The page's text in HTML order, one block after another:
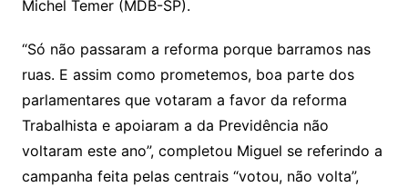
Michel Temer (MDB-SP).
“Só não passaram a reforma porque barramos nas
ruas. E assim como prometemos, boa parte dos
parlamentares que votaram a favor da reforma
Trabalhista e apoiaram a da Previdência não
voltaram este ano”, completou Miguel se referindo a
campanha feita pelas centrais “votou, não volta”,